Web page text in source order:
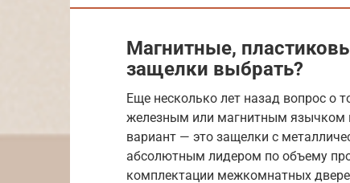
Магнитные,
защелки выбрать?
Еще несколько лет назад вопрос о
железным или магнитным язычком
вариант — это защелки с
абсолютным лидером по объему
комплектации межкомнатных